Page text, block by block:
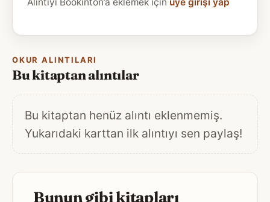
Alıntıyı Bookinton’a eklemek için üye girişi yap
OKUR ALINTILARI
Bu kitaptan alıntılar
Bu kitaptan henüz alıntı eklenmemiş.
Yukarıdaki karttan ilk alıntıyı sen paylaş!
Bunun gibi kitapları